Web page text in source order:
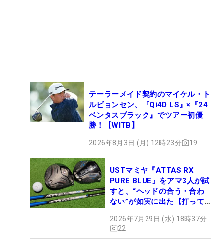
テーラーメイド契約のマイケル・ト
ルビョンセン、『Qi4D LS』×『24
ベンタスブラック』でツアー初優
勝！【WITB】
2026年8月3日 (月) 12時23分 19
USTマミヤ『ATTAS RX
PURE BLUE』をアマ3人が試
すと、“ヘッドの合う・合わ
ない”が如実に出た【打って
2026年7月29日 (水) 18時37分
22